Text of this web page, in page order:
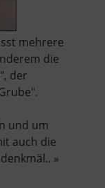
mehrere
die
der
und um
auch die
»